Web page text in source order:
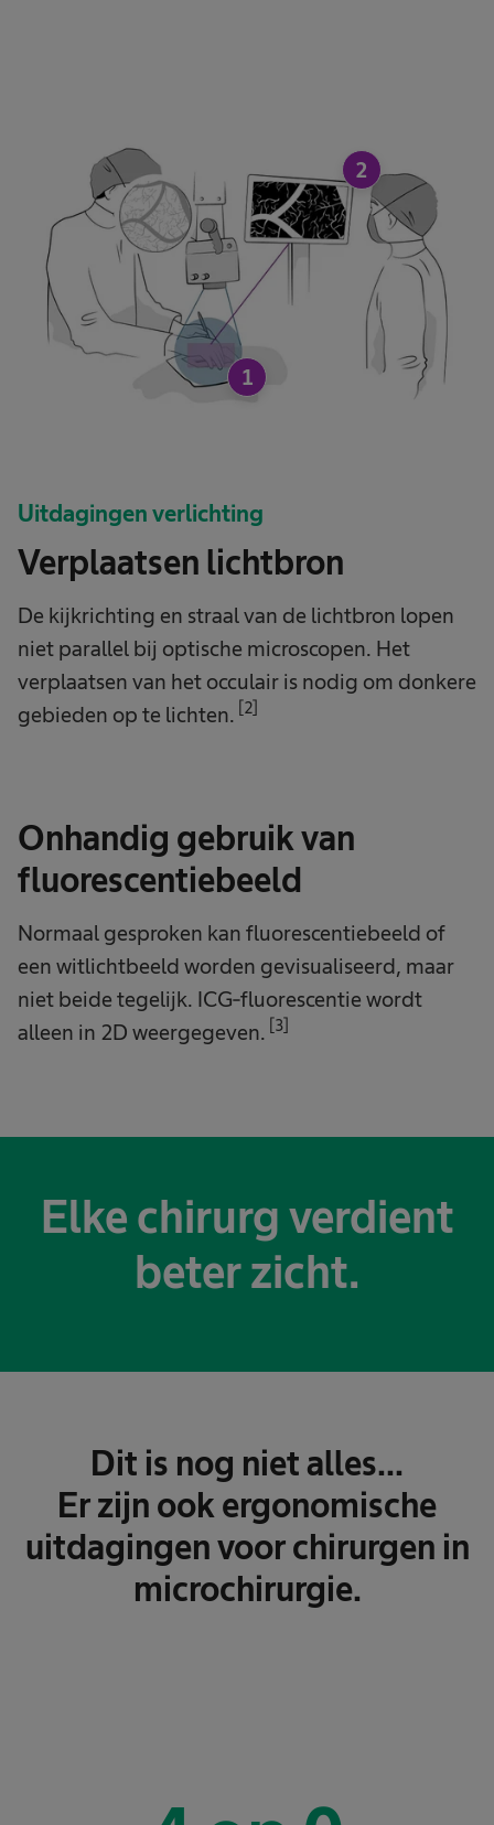
Uitdagingen verlichting
Verplaatsen lichtbron
De kijkrichting en straal van de lichtbron lopen
niet parallel bij optische microscopen. Het
verplaatsen van het occulair is nodig om donkere
gebieden op te lichten. [2]
Onhandig gebruik van
fluorescentiebeeld
Normaal gesproken kan fluorescentiebeeld of
een witlichtbeeld worden gevisualiseerd, maar
niet beide tegelijk. ICG-fluorescentie wordt
alleen in 2D weergegeven. [3]
1
2
Elke chirurg verdient
beter zicht.
Dit is nog niet alles...
Er zijn ook ergonomische
uitdagingen voor chirurgen in
microchirurgie.